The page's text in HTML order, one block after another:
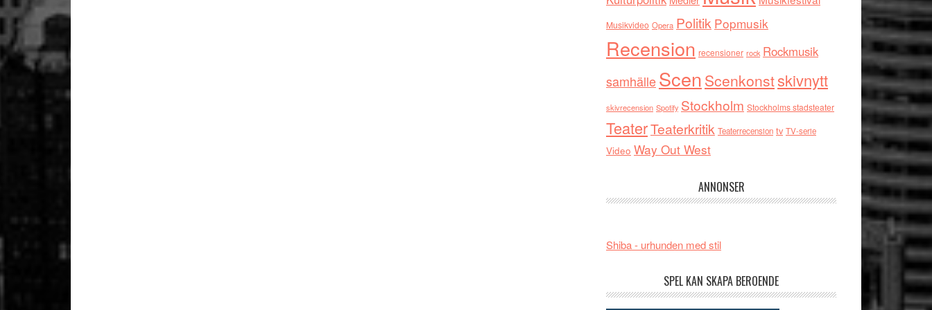
Musikvideo Opera Politik Popmusik
Recension recensioner rock Rockmusik
samhälleScen Scenkonstskivnytt
skivrecension Spotify Stockholm Stockholms stadsteater
TeaterTeaterkritik Teaterrecension tv TV-serie
Video Way Out West
ANNONSER
Shiba - urhunden med stil
SPEL KAN SKAPA BEROENDE